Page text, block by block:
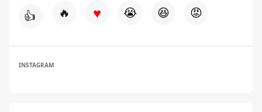
👍 🔥 ♥ 😭 😆 😡
INSTAGRAM